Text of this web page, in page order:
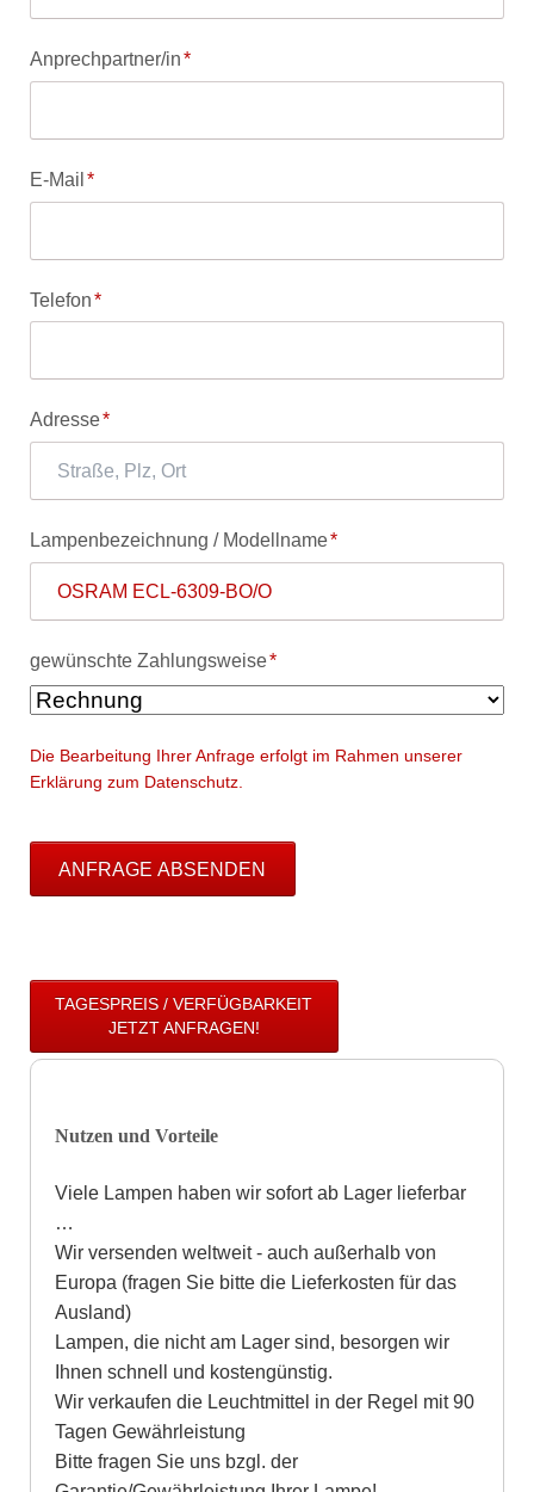
Pflichtfeld
Anprechpartner/in*
Pflichtfeld
E-Mail*
Pflichtfeld
Telefon*
Pflichtfeld
Adresse*
Pflichtfeld
Lampenbezeichnung / Modellname*
Pflichtfeld
gewünschte Zahlungsweise*
Die Bearbeitung Ihrer Anfrage erfolgt im Rahmen unserer
Erklärung zum Datenschutz.
ANFRAGE ABSENDEN
TAGESPREIS / VERFÜGBARKEIT
JETZT ANFRAGEN!
Nutzen und Vorteile
Viele Lampen haben wir sofort ab Lager lieferbar
…
Wir versenden weltweit - auch außerhalb von
Europa (fragen Sie bitte die Lieferkosten für das
Ausland)
Lampen, die nicht am Lager sind, besorgen wir
Ihnen schnell und kostengünstig.
Wir verkaufen die Leuchtmittel in der Regel mit 90
Tagen Gewährleistung
Bitte fragen Sie uns bzgl. der